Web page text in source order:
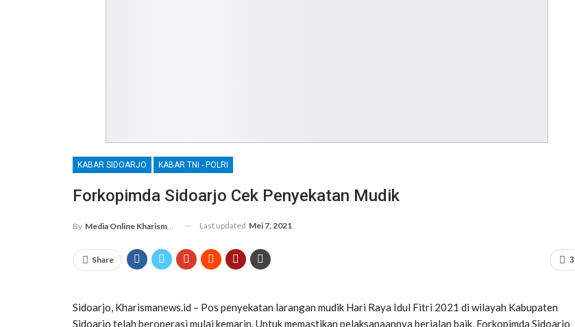
KABAR SIDOARJO KABAR TNI - POLRI
Forkopimda Sidoarjo Cek Penyekatan Mudik
By Media Online Kharismanews.id Last updated Mei 7, 2021
3
Share
Sidoarjo, Kharismanews.id – Pos penyekatan larangan mudik Hari Raya Idul Fitri 2021 di wilayah Kabupaten
Sidoarjo telah beroperasi mulai kemarin. Untuk memastikan pelaksanaannya berjalan baik, Forkopimda Sidoarjo